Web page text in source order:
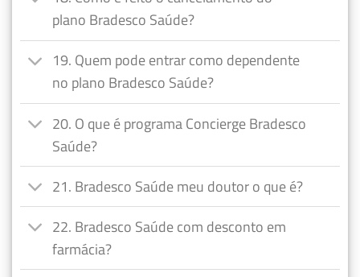
plano Bradesco Saúde?
19. Quem pode entrar como dependente
no plano Bradesco Saúde?
20. O que é programa Concierge Bradesco
Saúde?
21. Bradesco Saúde meu doutor o que é?
22. Bradesco Saúde com desconto em
farmácia?